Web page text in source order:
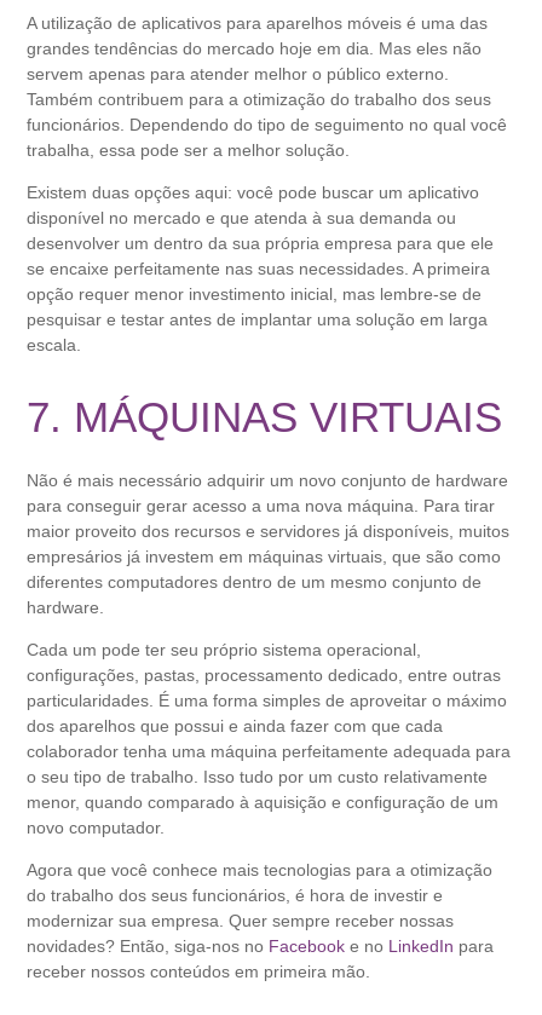
A utilização de aplicativos para aparelhos móveis é uma das
grandes tendências do mercado hoje em dia. Mas eles não
servem apenas para atender melhor o público externo.
Também contribuem para a otimização do trabalho dos seus
funcionários. Dependendo do tipo de seguimento no qual você
trabalha, essa pode ser a melhor solução.
Existem duas opções aqui: você pode buscar um aplicativo
disponível no mercado e que atenda à sua demanda ou
desenvolver um dentro da sua própria empresa para que ele
se encaixe perfeitamente nas suas necessidades. A primeira
opção requer menor investimento inicial, mas lembre-se de
pesquisar e testar antes de implantar uma solução em larga
escala.
7. MÁQUINAS VIRTUAIS
Não é mais necessário adquirir um novo conjunto de hardware
para conseguir gerar acesso a uma nova máquina. Para tirar
maior proveito dos recursos e servidores já disponíveis, muitos
empresários já investem em máquinas virtuais, que são como
diferentes computadores dentro de um mesmo conjunto de
hardware.
Cada um pode ter seu próprio sistema operacional,
configurações, pastas, processamento dedicado, entre outras
particularidades. É uma forma simples de aproveitar o máximo
dos aparelhos que possui e ainda fazer com que cada
colaborador tenha uma máquina perfeitamente adequada para
o seu tipo de trabalho. Isso tudo por um custo relativamente
menor, quando comparado à aquisição e configuração de um
novo computador.
Agora que você conhece mais tecnologias para a otimização
do trabalho dos seus funcionários, é hora de investir e
modernizar sua empresa. Quer sempre receber nossas
novidades? Então, siga-nos no Facebook e no LinkedIn para
receber nossos conteúdos em primeira mão.